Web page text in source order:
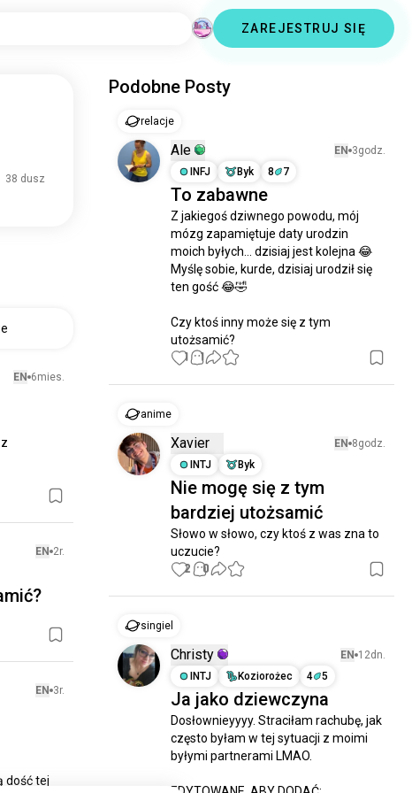
ZAREJESTRUJ SIĘ
38 dusz
EN 6mies.
EN 2r.
EN 3r.
dość tej
Podobne Posty
relacje
Ale EN 3godz.
INFJ
Byk 8 7
To zabawne
Z jakiegoś dziwnego powodu, mój
mózg zapamiętuje daty urodzin
moich byłych... dzisiaj jest kolejna 😂
Myślę sobie, kurde, dzisiaj urodził się
ten gość 😂🤣
Czy ktoś inny może się z tym
utożsamić?
1 1
anime
Xavier EN 8godz.
INTJ
Byk
Nie mogę się z tym
bardziej utożsamić
Słowo w słowo, czy ktoś z was zna to
uczucie?
2 0
singiel
Christy EN 12dn.
INTJ
Koziorożec 4 5
Ja jako dziewczyna
Dosłownieyyyy. Straciłam rachubę, jak
często byłam w tej sytuacji z moimi
byłymi partnerami LMAO.